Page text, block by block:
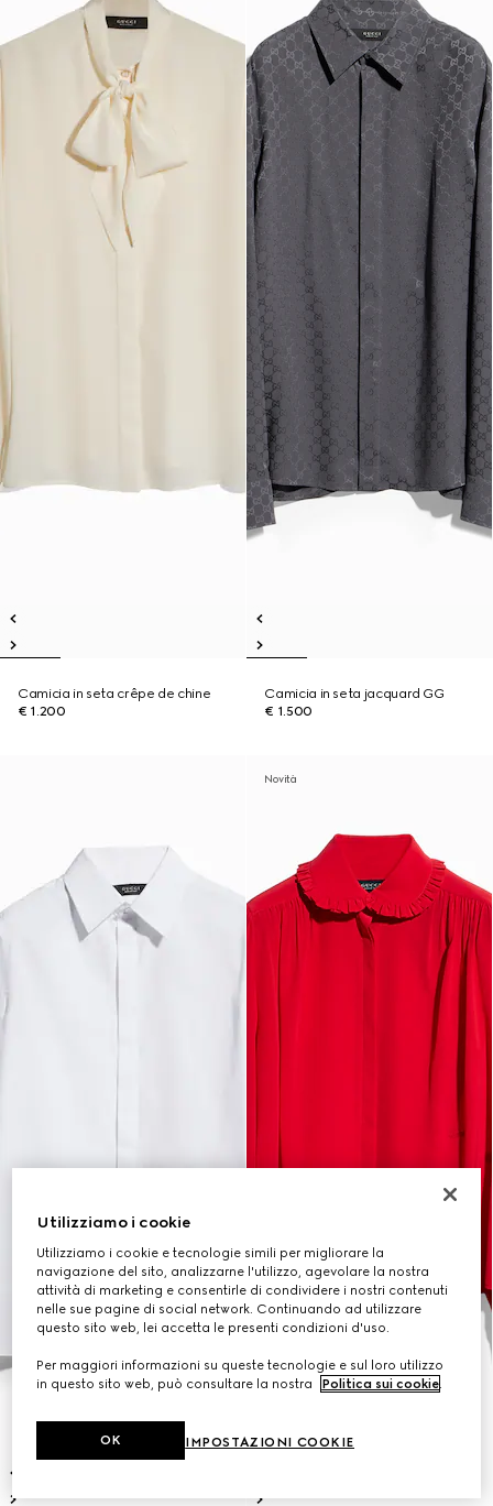
Camicia in seta crêpe de chine
€ 1.200
Camicia in seta jacquard GG
€ 1.500
Novità
Utilizziamo i cookie
Utilizziamo i cookie e tecnologie simili per migliorare la
navigazione del sito, analizzarne l'utilizzo, agevolare la nostra
attività di marketing e consentirle di condividere i nostri contenuti
nelle sue pagine di social network. Continuando ad utilizzare
questo sito web, lei accetta le presenti condizioni d'uso.
Per maggiori informazioni su queste tecnologie e sul loro utilizzo
in questo sito web, può consultare la nostra
Politica sui cookie.
IMPOSTAZIONI COOKIE
OK